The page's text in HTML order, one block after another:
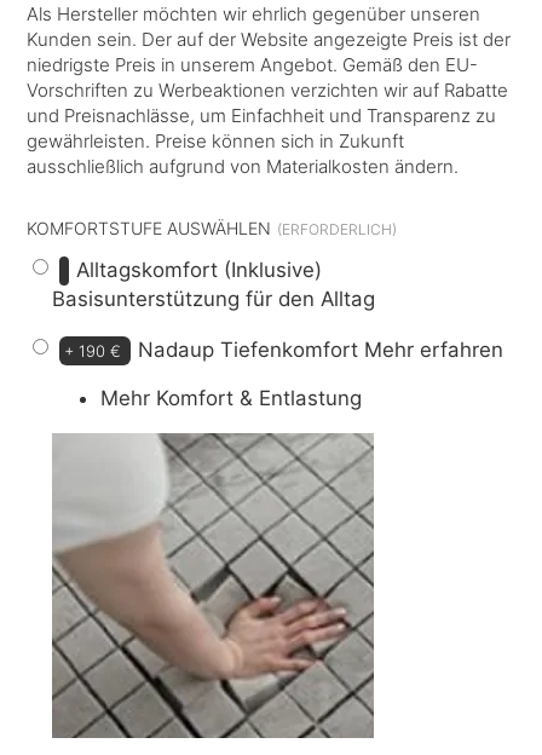
Als Hersteller möchten wir ehrlich gegenüber unseren
Kunden sein. Der auf der Website angezeigte Preis ist der
niedrigste Preis in unserem Angebot. Gemäß den EU-
Vorschriften zu Werbeaktionen verzichten wir auf Rabatte
und Preisnachlässe, um Einfachheit und Transparenz zu
gewährleisten. Preise können sich in Zukunft
ausschließlich aufgrund von Materialkosten ändern.
KOMFORTSTUFE AUSWÄHLEN
Alltagskomfort (Inklusive)
Basisunterstützung für den Alltag
+190 € Nadaup Tiefenkomfort Mehr erfahren
Mehr Komfort & Entlastung